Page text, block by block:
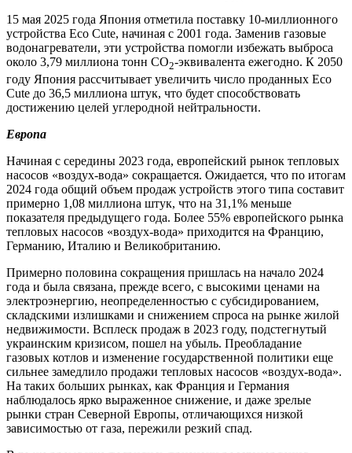
15 мая 2025 года Япония отметила поставку 10-миллионного
устройства Eco Cute, начиная с 2001 года. Заменив газовые
водонагреватели, эти устройства помогли избежать выброса
около 3,79 миллиона тонн CO2-эквивалента ежегодно. К 2050
году Япония рассчитывает увеличить число проданных Eco
Cute до 36,5 миллиона штук, что будет способствовать
достижению целей углеродной нейтральности.
Европа
Начиная с середины 2023 года, европейский рынок тепловых
насосов «воздух-вода» сокращается. Ожидается, что по итогам
2024 года общий объем продаж устройств этого типа составит
примерно 1,08 миллиона штук, что на 31,1% меньше
показателя предыдущего года. Более 55% европейского рынка
тепловых насосов «воздух-вода» приходится на Францию,
Германию, Италию и Великобританию.
Примерно половина сокращения пришлась на начало 2024
года и была связана, прежде всего, с высокими ценами на
электроэнергию, неопределенностью с субсидированием,
складскими излишками и снижением спроса на рынке жилой
недвижимости. Всплеск продаж в 2023 году, подстегнутый
украинским кризисом, пошел на убыль. Преобладание
газовых котлов и изменение государственной политики еще
сильнее замедлило продажи тепловых насосов «воздух-вода».
На таких больших рынках, как Франция и Германия
наблюдалось ярко выраженное снижение, и даже зрелые
рынки стран Северной Европы, отличающихся низкой
зависимостью от газа, пережили резкий спад.